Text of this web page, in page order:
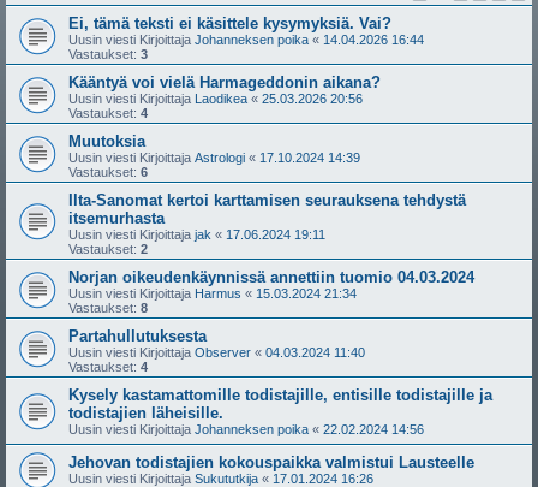
Ei, tämä teksti ei käsittele kysymyksiä. Vai?
Uusin viesti Kirjoittaja Johanneksen poika « 14.04.2026 16:44
Vastaukset: 3
Kääntyä voi vielä Harmageddonin aikana?
Uusin viesti Kirjoittaja Laodikea « 25.03.2026 20:56
Vastaukset: 4
Muutoksia
Uusin viesti Kirjoittaja Astrologi « 17.10.2024 14:39
Vastaukset: 6
Ilta-Sanomat kertoi karttamisen seurauksena tehdystä
itsemurhasta
Uusin viesti Kirjoittaja jak « 17.06.2024 19:11
Vastaukset: 2
Norjan oikeudenkäynnissä annettiin tuomio 04.03.2024
Uusin viesti Kirjoittaja Harmus « 15.03.2024 21:34
Vastaukset: 8
Partahullutuksesta
Uusin viesti Kirjoittaja Observer « 04.03.2024 11:40
Vastaukset: 4
Kysely kastamattomille todistajille, entisille todistajille ja
todistajien läheisille.
Uusin viesti Kirjoittaja Johanneksen poika « 22.02.2024 14:56
Jehovan todistajien kokouspaikka valmistui Lausteelle
Uusin viesti Kirjoittaja Sukututkija « 17.01.2024 16:26